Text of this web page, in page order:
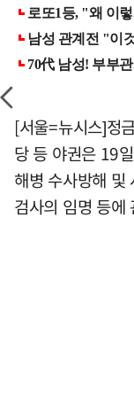
[서울=뉴시스]정
당 등 야권은 19
해병 수사방해 및
검사의 임명 등에